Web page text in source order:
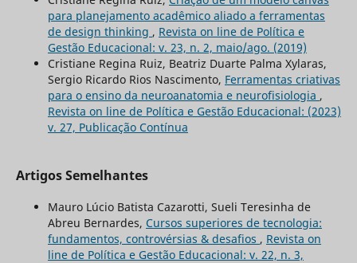
para planejamento acadêmico aliado a ferramentas
de design thinking , Revista on line de Política e
Gestão Educacional: v. 23, n. 2, maio/ago. (2019)
Cristiane Regina Ruiz, Beatriz Duarte Palma Xylaras,
Sergio Ricardo Rios Nascimento, Ferramentas criativas
para o ensino da neuroanatomia e neurofisiologia ,
Revista on line de Política e Gestão Educacional: (2023)
v. 27, Publicação Contínua
Artigos Semelhantes
Mauro Lúcio Batista Cazarotti, Sueli Teresinha de
Abreu Bernardes, Cursos superiores de tecnologia:
fundamentos, controvérsias & desafios , Revista on
line de Política e Gestão Educacional: v. 22, n. 3,